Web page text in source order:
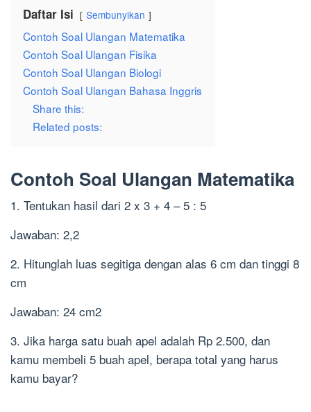
Daftar Isi Sembunyikan
Contoh Soal Ulangan Matematika
Contoh Soal Ulangan Fisika
Contoh Soal Ulangan Biologi
Contoh Soal Ulangan Bahasa Inggris
Share this:
Related posts:
Contoh Soal Ulangan Matematika
1. Tentukan hasil dari 2 x 3 + 4 – 5 : 5
Jawaban: 2,2
2. Hitunglah luas segitiga dengan alas 6 cm dan tinggi 8
cm
Jawaban: 24 cm2
3. Jika harga satu buah apel adalah Rp 2.500, dan
kamu membeli 5 buah apel, berapa total yang harus
kamu bayar?